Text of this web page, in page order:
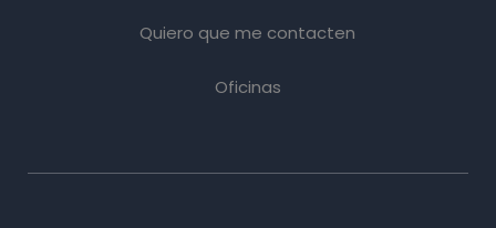
Quiero que me contacten
Oficinas